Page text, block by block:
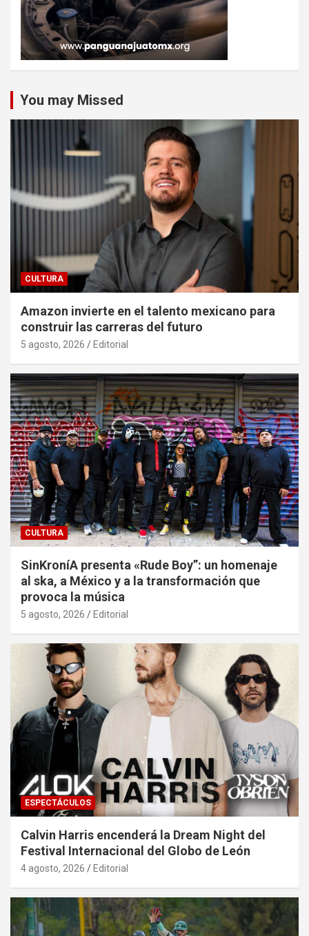
You may Missed
CULTURA
Amazon invierte en el talento mexicano para
construir las carreras del futuro
5 agosto, 2026 Editorial
CULTURA
SinKroníA presenta «Rude Boy”: un homenaje
al ska, a México y a la transformación que
provoca la música
5 agosto, 2026 Editorial
ESPECTÁCULOS
Calvin Harris encenderá la Dream Night del
Festival Internacional del Globo de León
4 agosto, 2026 Editorial